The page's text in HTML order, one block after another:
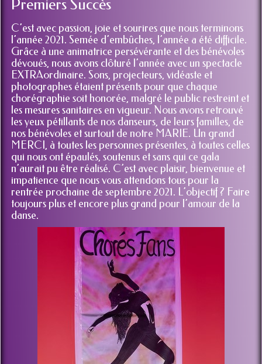
Premiers Succès
C’est avec passion, joie et sourires que nous terminons
l’année 2021. Semée d’embûches, l’année a été difficile.
Grâce à une animatrice persévérante et des bénévoles
dévoués, nous avons clôturé l’année avec un spectacle
EXTRAordinaire. Sons, projecteurs, vidéaste et
photographes étaient présents pour que chaque
chorégraphie soit honorée, malgré le public restreint et
les mesures sanitaires en vigueur. Nous avons retrouvé
les yeux pétillants de nos danseurs, de leurs familles, de
nos bénévoles et surtout de notre MARIE. Un grand
MERCI, à toutes les personnes présentes, à toutes celles
qui nous ont épaulés, soutenus et sans qui ce gala
n’aurait pu être réalisé. C’est avec plaisir, bienvenue et
impatience que nous vous attendons tous pour la
rentrée prochaine de septembre 2021. L’objectif ? Faire
toujours plus et encore plus grand pour l’amour de la
danse.